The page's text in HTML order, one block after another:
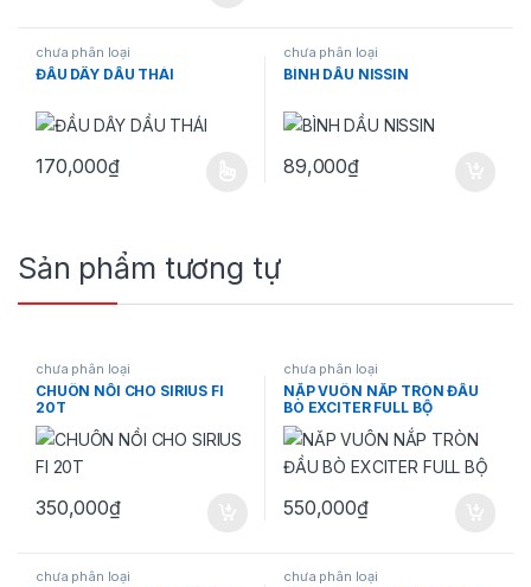
chưa phân loại
ĐẦU DÂY DẦU THÁI
170,000₫
Sản phẩm này có nhiều biến thể. Các tùy chọn có thể được
chưa phân loại
BÌNH DẦU NISSIN
89,000₫
Sản phẩm tương tự
chưa phân loại
CHUÔN NỒI CHO SIRIUS FI
20T
350,000₫
chưa phân loại
NĂP VUÔN NẮP TRÒN ĐẦU
BÒ EXCITER FULL BỘ
550,000₫
chưa phân loại chưa phân loại